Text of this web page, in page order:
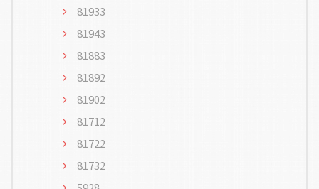
81933
81943
81883
81892
81902
81712
81722
81732